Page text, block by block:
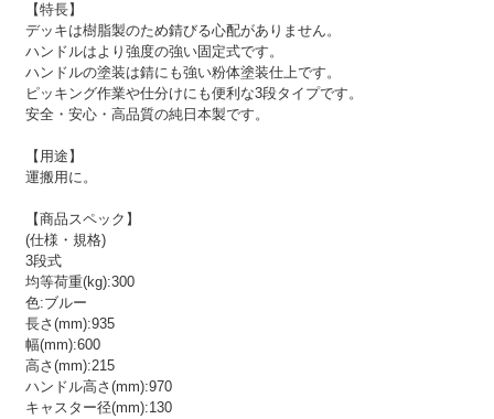
【特長】
デッキは樹脂製のため錆びる心配がありません。
ハンドルはより強度の強い固定式です。
ハンドルの塗装は錆にも強い粉体塗装仕上です。
ピッキング作業や仕分けにも便利な3段タイプです。
安全・安心・高品質の純日本製です。
【用途】
運搬用に。
【商品スペック】
(仕様・規格)
3段式
均等荷重(kg):300
色:ブルー
長さ(mm):935
幅(mm):600
高さ(mm):215
ハンドル高さ(mm):970
キャスター径(mm):130